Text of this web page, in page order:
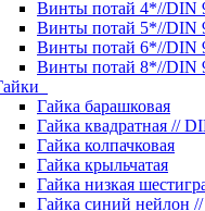
Винты потай 4*//DIN
Винты потай 5*//DIN
Винты потай 6*//DIN
Винты потай 8*//DIN
Гайка барашковая
Гайка квадратная //
Гайка колпачковая
Гайка крыльчатая
Гайка низкая
Гайка синий нейлон